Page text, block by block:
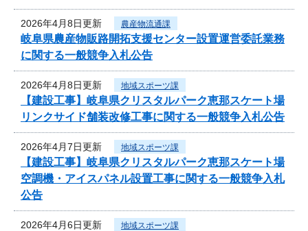
2026年4月8日更新 農産物流通課
岐阜県農産物販路開拓支援センター設置運営委託業務
に関する一般競争入札公告
2026年4月8日更新 地域スポーツ課
【建設工事】岐阜県クリスタルパーク恵那スケート場
リンクサイド舗装改修工事に関する一般競争入札公告
2026年4月7日更新 地域スポーツ課
【建設工事】岐阜県クリスタルパーク恵那スケート場
空調機・アイスパネル設置工事に関する一般競争入札
公告
2026年4月6日更新 地域スポーツ課